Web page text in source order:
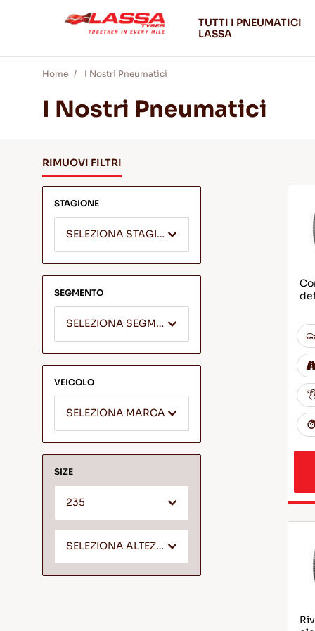
TUTTI I PNEUMATICI
LASSA
Home I Nostri Pneumatici
I Nostri Pneumatici
RIMUOVI FILTRI
STAGIONE
SELEZIONA STAGIONE
SEGMENTO
SELEZIONA SEGMENTO
VEICOLO
SELEZIONA MARCA
SIZE
235
SELEZIONA ALTEZZA *